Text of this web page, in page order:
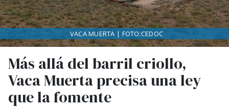
Más allá del barril criollo,
Vaca Muerta precisa una ley
que la fomente
VACA MUERTA | FOTO:CEDOC